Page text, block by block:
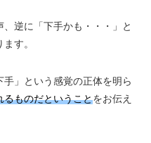
、逆に「下手かも・・・」と
す。
」という感覚の正体を明ら
るものだということをお伝え